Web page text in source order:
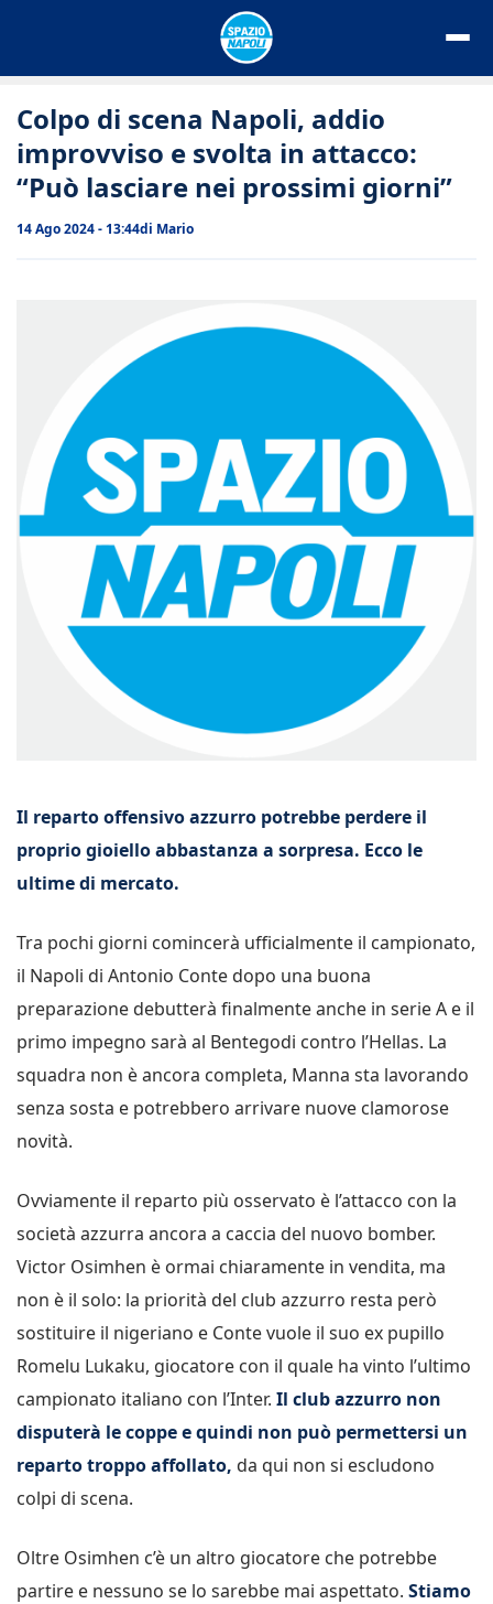
Colpo di scena Napoli, addio
improvviso e svolta in attacco:
“Può lasciare nei prossimi giorni”
14 Ago 2024 - 13:44di Mario
Il reparto offensivo azzurro potrebbe perdere il
proprio gioiello abbastanza a sorpresa. Ecco le
ultime di mercato.
Tra pochi giorni comincerà ufficialmente il campionato,
il Napoli di Antonio Conte dopo una buona
preparazione debutterà finalmente anche in serie A e il
primo impegno sarà al Bentegodi contro l’Hellas. La
squadra non è ancora completa, Manna sta lavorando
senza sosta e potrebbero arrivare nuove clamorose
novità.
Ovviamente il reparto più osservato è l’attacco con la
società azzurra ancora a caccia del nuovo bomber.
Victor Osimhen è ormai chiaramente in vendita, ma
non è il solo: la priorità del club azzurro resta però
sostituire il nigeriano e Conte vuole il suo ex pupillo
Romelu Lukaku, giocatore con il quale ha vinto l’ultimo
campionato italiano con l’Inter. Il club azzurro non
disputerà le coppe e quindi non può permettersi un
reparto troppo affollato, da qui non si escludono
colpi di scena.
Oltre Osimhen c’è un altro giocatore che potrebbe
partire e nessuno se lo sarebbe mai aspettato. Stiamo